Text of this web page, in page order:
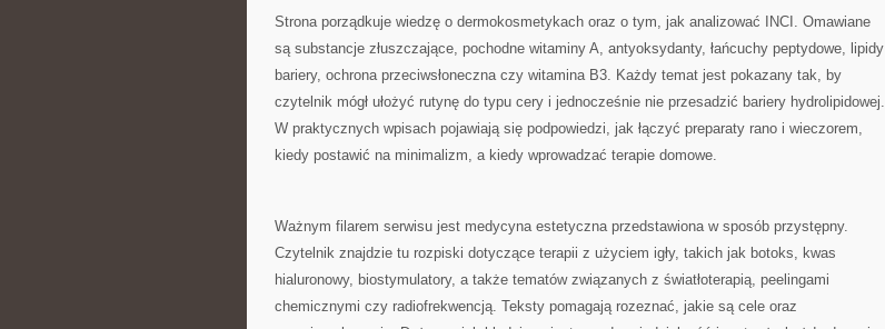
Strona porządkuje wiedzę o dermokosmetykach oraz o tym, jak analizować INCI. Omawiane
są substancje złuszczające, pochodne witaminy A, antyoksydanty, łańcuchy peptydowe, lipidy
bariery, ochrona przeciwsłoneczna czy witamina B3. Każdy temat jest pokazany tak, by
czytelnik mógł ułożyć rutynę do typu cery i jednocześnie nie przesadzić bariery hydrolipidowej.
W praktycznych wpisach pojawiają się podpowiedzi, jak łączyć preparaty rano i wieczorem,
kiedy postawić na minimalizm, a kiedy wprowadzać terapie domowe.
Ważnym filarem serwisu jest medycyna estetyczna przedstawiona w sposób przystępny.
Czytelnik znajdzie tu rozpiski dotyczące terapii z użyciem igły, takich jak botoks, kwas
hialuronowy, biostymulatory, a także tematów związanych z światłoterapią, peelingami
chemicznymi czy radiofrekwencją. Teksty pomagają rozeznać, jakie są cele oraz